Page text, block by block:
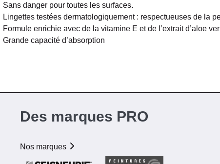
Sans danger pour toutes les surfaces.
Lingettes testées dermatologiquement : respectueuses de la
Formule enrichie avec de la vitamine E et de l’extrait d’aloe
Grande capacité d’absorption
Des marques PRO
Nos marques